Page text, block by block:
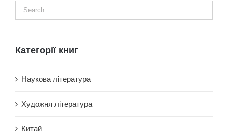
Категорії книг
Наукова література
Художня література
Китай